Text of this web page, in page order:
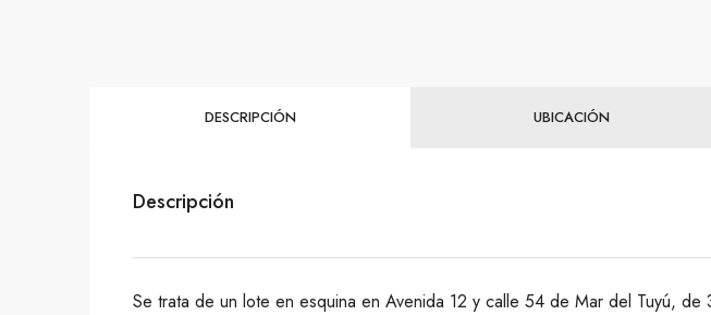
DESCRIPCIÓN UBICACIÓN
Descripción
Se trata de un lote en esquina en Avenida 12 y calle 54 de Mar del Tuyú,